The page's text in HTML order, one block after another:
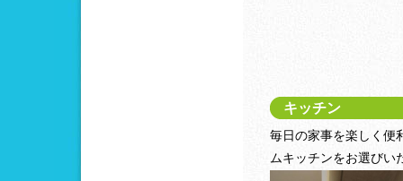
キッチン
毎日の家事を楽しく便
ムキッチンをお選びい